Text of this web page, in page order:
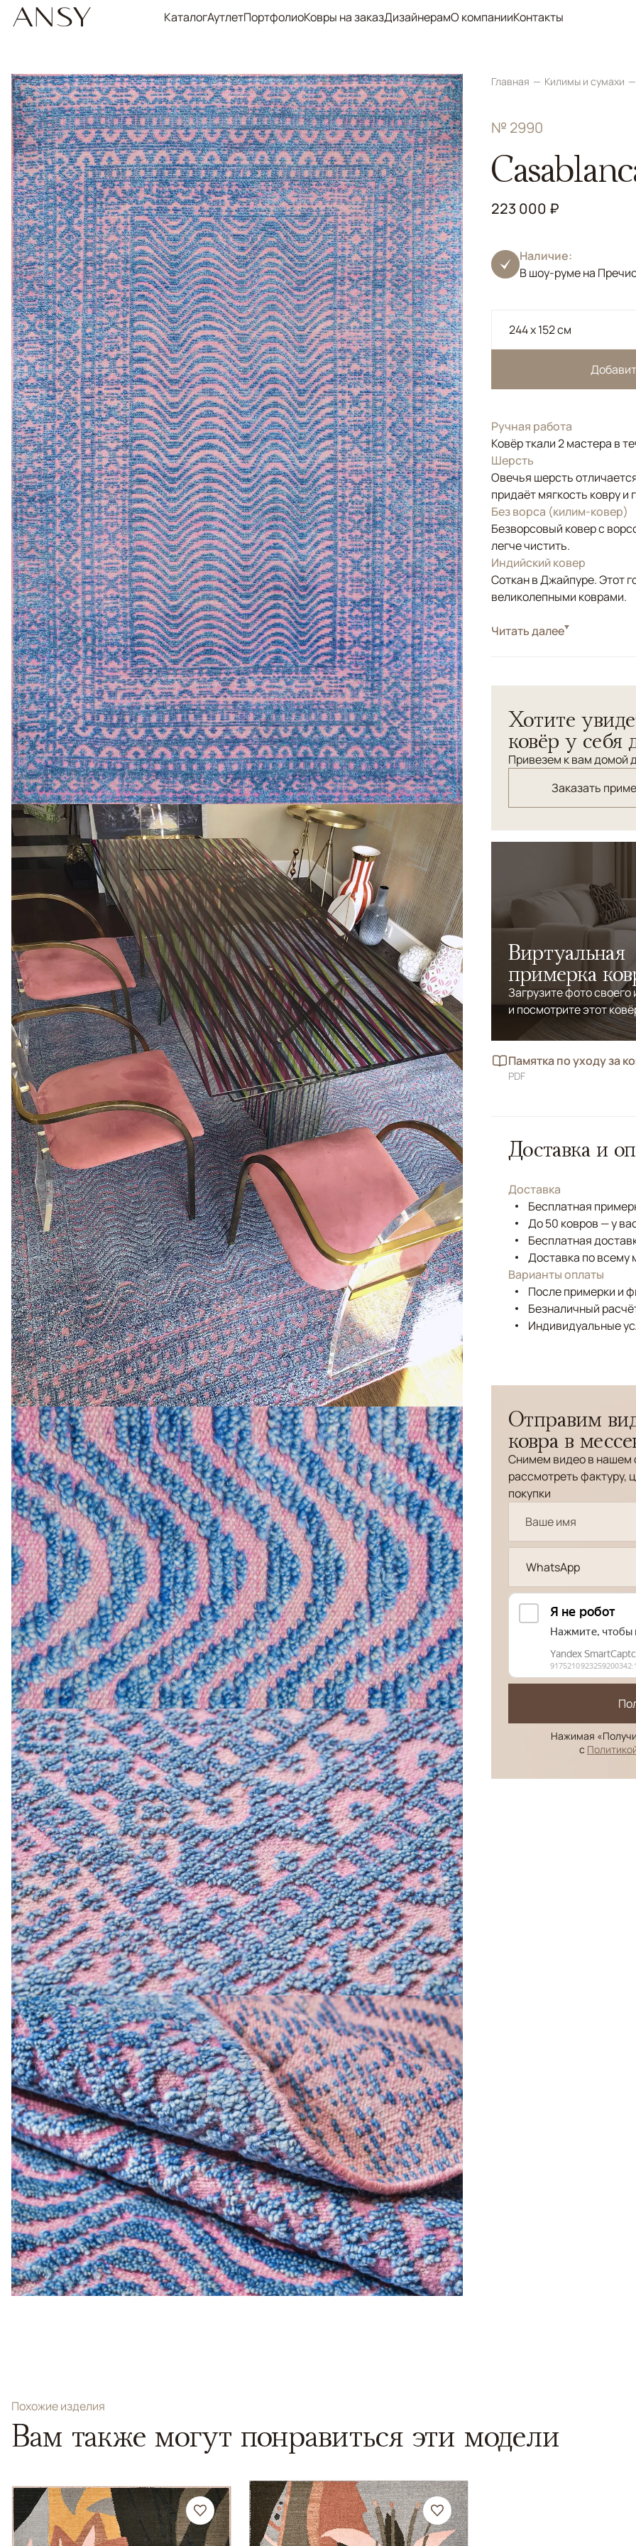
КаталогАутлетПортфолиоКовры на заказДизайнерамО компанииКонтакты
Главная Килимы и сумахи
№ 2990
223 000 ₽
Наличие:
В шоу-руме на
244 x 152 см
Ручная работа
Ковёр ткали 2 мастера в
Шерсть
Овечья шерсть
придаёт мягкость ковру и
Без ворса (килим-ковер)
Безворсовый ковер с
легче чистить.
Индийский ковер
Соткан в Джайпуре. Этот
великолепными коврами.
СтильКилимы и сумахи
великолепным акцентом
Читать далее
Хотите
ковёр у себя
Привезем к вам домой
Заказать
Виртуальная
примерка
Загрузите фото своего
и посмотрите этот
Памятка по уходу за
PDF
Доставка и
Доставка
Бесплатная
До 50 ковров — у
Бесплатная
Доставка по всему
Варианты оплаты
После примерки и
Безналичный
Индивидуальные
Отправим
ковра в
Снимем видео в нашем
рассмотреть фактуру,
покупки
WhatsApp
Нажимая
с
Похожие изделия
Вам также могут понравиться эти модели